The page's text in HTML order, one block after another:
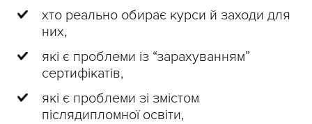
хто реально обирає курси й заходи для
них,
які є проблеми із “зарахуванням”
сертифікатів,
які є проблеми зі змістом
післядипломної освіти,